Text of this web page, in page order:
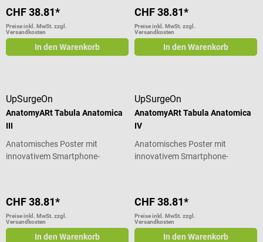
CHF 38.81*
Preise inkl. MwSt. zzgl.
Versandkosten
In den Warenkorb
CHF 38.81*
Preise inkl. MwSt. zzgl.
Versandkosten
In den Warenkorb
UpSurgeOn
AnatomyARt Tabula Anatomica
III
Anatomisches Poster mit
innovativem Smartphone-
CHF 38.81*
Preise inkl. MwSt. zzgl.
Versandkosten
In den Warenkorb
UpSurgeOn
AnatomyARt Tabula Anatomica
IV
Anatomisches Poster mit
innovativem Smartphone-
CHF 38.81*
Preise inkl. MwSt. zzgl.
Versandkosten
In den Warenkorb